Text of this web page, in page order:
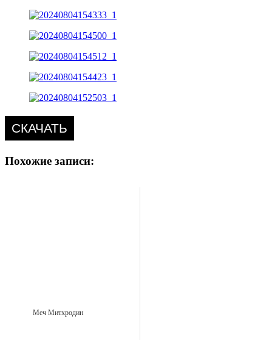
СКАЧАТЬ
Похожие записи:
Меч Митхродин